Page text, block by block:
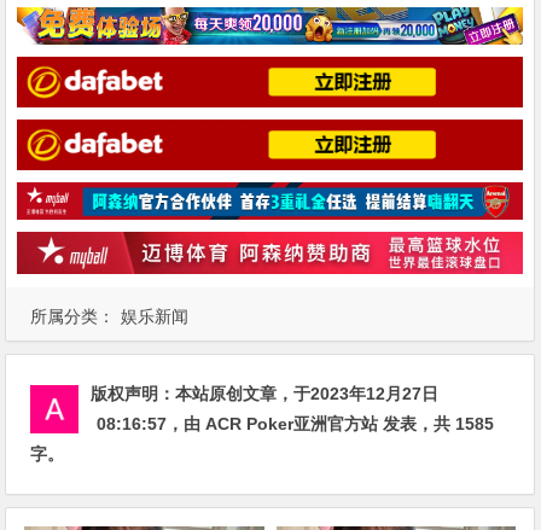
所属分类： 娱乐新闻
版权声明：本站原创文章，于2023年12月27日
08:16:57 ，由ACR Poker亚洲官方站 发表，共 1585
字。